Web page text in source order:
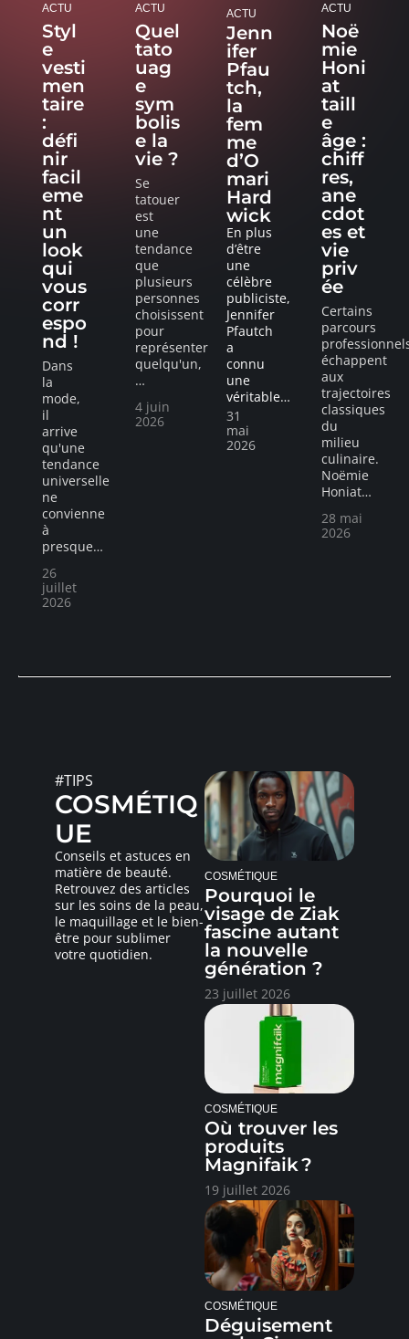
ACTU
Styl
e
vesti
men
taire
:
défi
nir
facil
eme
nt
un
look
qui
vous
corr
espo
nd !
Dans
la
mode,
il
arrive
qu'une
tendance
universelle
ne
convienne
à
presque…
26
juillet
2026
ACTU
Quel
tato
uag
e
sym
bolis
e la
vie ?
Se
tatouer
est
une
tendance
que
plusieurs
personnes
choisissent
pour
représenter
quelqu'un,
…
4 juin
2026
ACTU
Jenn
ifer
Pfau
tch,
la
fem
me
d’O
mari
Hard
wick
En plus
d’être
une
célèbre
publiciste,
Jennifer
Pfautch
a
connu
une
véritable…
31
mai
2026
ACTU
Noë
mie
Honi
at
taill
e
âge :
chiff
res,
ane
cdot
es et
vie
priv
ée
Certains
parcours
échappent
aux
trajectoires
classiques
du
milieu
culinaire.
Noëmie
Honiat…
28 mai
2026
#TIPS
COSMÉTIQ
UE
Conseils et astuces en
matière de beauté.
Retrouvez des articles
sur les soins de la peau,
le maquillage et le bien-
être pour sublimer
votre quotidien.
COSMÉTIQUE
Pourquoi le
visage de Ziak
fascine autant
la nouvelle
génération ?
23 juillet 2026
COSMÉTIQUE
Où trouver les
produits
Magnifaik ?
19 juillet 2026
COSMÉTIQUE
Déguisement